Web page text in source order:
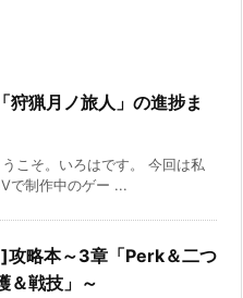
狩猟月ノ旅人」の進捗ま
こそ。いろはです。 今回は私
で制作中のゲー ...
攻略本～3章「Perk＆二つ
＆戦技」～